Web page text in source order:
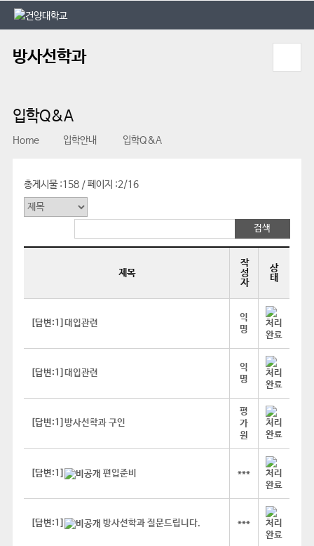
본문 바로가기
대메뉴 바로가기
방사선학과
입학Q&A
Home 입학안내 입학Q&A
총게시물 :158 /페이지 :2/16
제목
작
성
자
상
태
대입관련
[답변:1]
익
명
대입관련
[답변:1]
익
명
방사선학과 구인
[답변:1]
평
가
원
편입준비
[답변:1] ***
방사선학과 질문드립니다.
[답변:1] ***